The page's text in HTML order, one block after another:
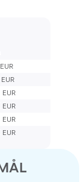
EUR
EUR
EUR
EUR
EUR
EUR